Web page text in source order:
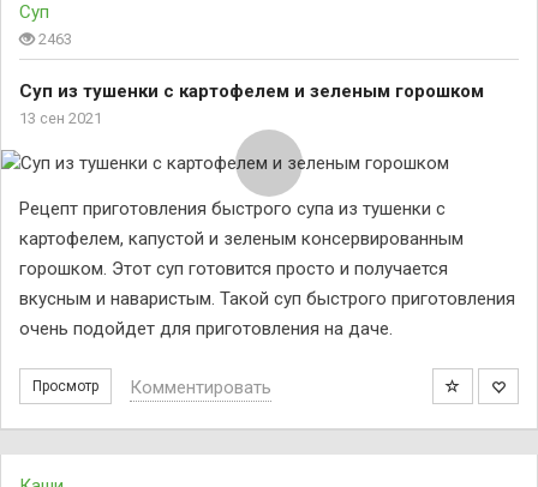
Суп
2463
Суп из тушенки с картофелем и зеленым горошком
13 сен 2021
Рецепт приготовления быстрого супа из тушенки с
картофелем, капустой и зеленым консервированным
горошком. Этот суп готовится просто и получается
вкусным и наваристым. Такой суп быстрого приготовления
очень подойдет для приготовления на даче.
Просмотр Комментировать